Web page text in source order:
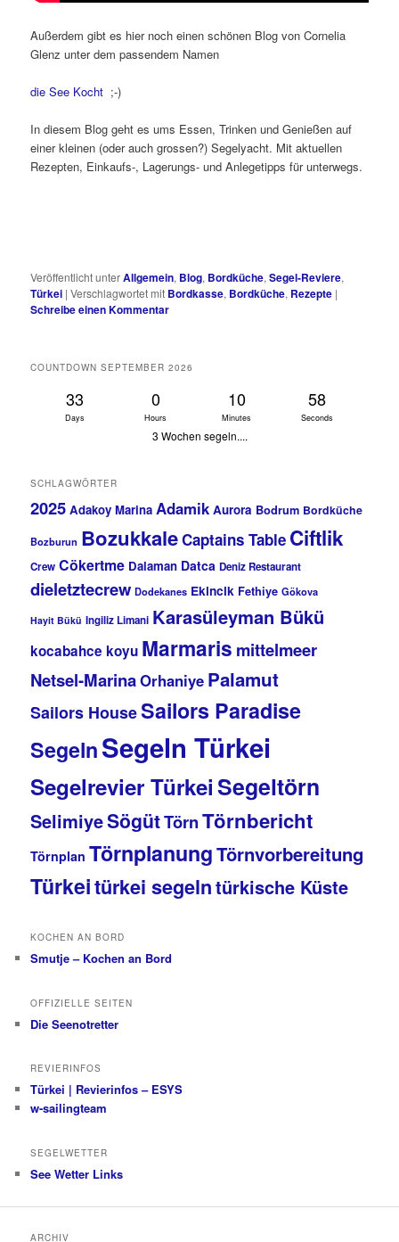
Außerdem gibt es hier noch einen schönen Blog von Cornelia
Glenz unter dem passendem Namen
die See Kocht ;-)
In diesem Blog geht es ums Essen, Trinken und Genießen auf
einer kleinen (oder auch grossen?) Segelyacht. Mit aktuellen
Rezepten, Einkaufs-, Lagerungs- und Anlegetipps für unterwegs.
Veröffentlicht unterAllgemein, Blog, Bordküche,Segel-Reviere,
Türkei |Verschlagwortet mit Bordkasse, Bordküche, Rezepte |
Schreibe einen Kommentar
COUNTDOWN SEPTEMBER 2026
33
Days
0
Hours
10
Minutes
58
Seconds
3 Wochen segeln....
SCHLAGWÖRTER
2025 Adakoy Marina Adamik Aurora Bodrum Bordküche
Bozburun BozukkaleCaptains Table Ciftlik
Crew Cökertme Dalaman Datca Deniz Restaurant
dieletztecrew Dodekanes Ekincik Fethiye Gökova
Hayit Bükü Ingiliz Limani Karasüleyman Bükü
kocabahce koyu Marmaris mittelmeer
Netsel-MarinaOrhaniye Palamut
Sailors HouseSailors Paradise
SegelnSegeln Türkei
Segelrevier TürkeiSegeltörn
SelimiyeSögütTörnTörnbericht
Törnplan TörnplanungTörnvorbereitung
Türkeitürkei segelntürkische Küste
KOCHEN AN BORD
Smutje – Kochen an Bord
OFFIZIELLE SEITEN
Die Seenotretter
REVIERINFOS
Türkei | Revierinfos – ESYS
w-sailingteam
SEGELWETTER
See Wetter Links
ARCHIV